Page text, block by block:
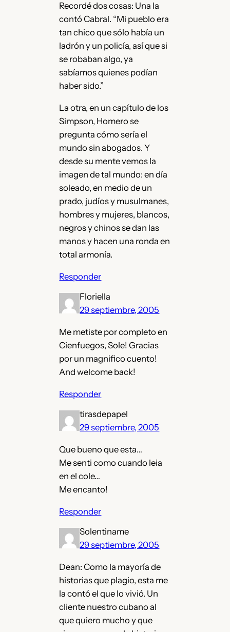
Recordé dos cosas: Una la
contó Cabral. “Mi pueblo era
tan chico que sólo había un
ladrón y un policía, así que si
se robaban algo, ya
sabíamos quienes podían
haber sido.”
La otra, en un capítulo de los
Simpson, Homero se
pregunta cómo sería el
mundo sin abogados. Y
desde su mente vemos la
imagen de tal mundo: en día
soleado, en medio de un
prado, judíos y musulmanes,
hombres y mujeres, blancos,
negros y chinos se dan las
manos y hacen una ronda en
total armonía.
Responder
Floriella
29 septiembre, 2005
Me metiste por completo en
Cienfuegos, Sole! Gracias
por un magnifico cuento!
And welcome back!
Responder
tirasdepapel
29 septiembre, 2005
Que bueno que esta…
Me senti como cuando leia
en el cole…
Me encanto!
Responder
Solentiname
29 septiembre, 2005
Dean: Como la mayoría de
historias que plagio, esta me
la contó el que lo vivió. Un
cliente nuestro cubano al
que quiero mucho y que